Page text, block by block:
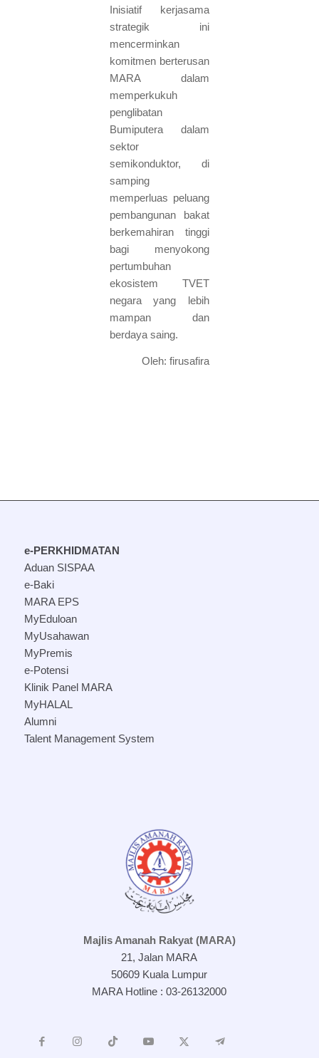
Inisiatif kerjasama
strategik ini
mencerminkan
komitmen berterusan
MARA dalam
memperkukuh
penglibatan
Bumiputera dalam
sektor
semikonduktor, di
samping
memperluas peluang
pembangunan bakat
berkemahiran tinggi
bagi menyokong
pertumbuhan
ekosistem TVET
negara yang lebih
mampan dan
berdaya saing.
Oleh: firusafira
e-PERKHIDMATAN
Aduan SISPAA
e-Baki
MARA EPS
MyEduloan
MyUsahawan
MyPremis
e-Potensi
Klinik Panel MARA
MyHALAL
Alumni
Talent Management System
Majlis Amanah Rakyat (MARA)
21, Jalan MARA
50609 Kuala Lumpur
MARA Hotline : 03-26132000